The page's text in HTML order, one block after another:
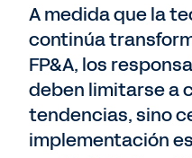
A medida que la
continúa
FP&A, los
deben limitarse a
tendencias, sino
implementación